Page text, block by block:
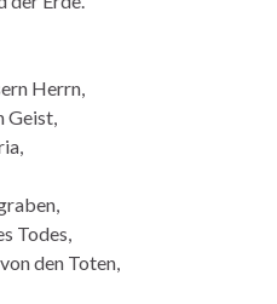
Herrn,
Geist,
Todes,
den Toten,